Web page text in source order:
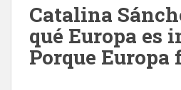
Catalina
qué Europa es
Porque Europa